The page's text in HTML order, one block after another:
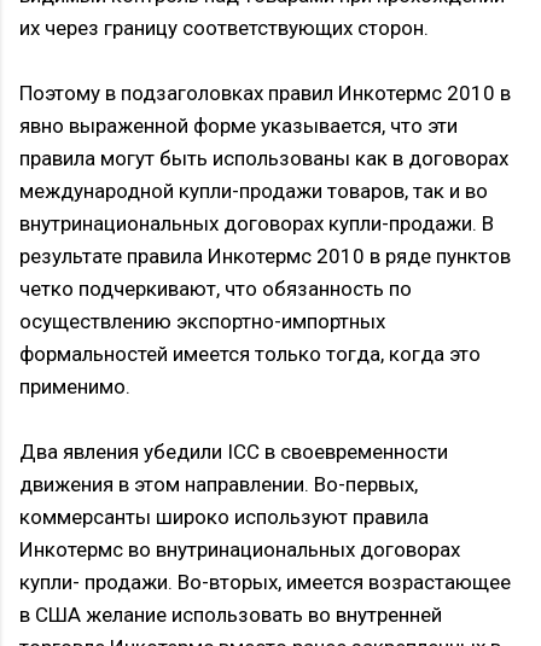
их через границу соответствующих сторон.
Поэтому в подзаголовках правил Инкотермс 2010 в
явно выраженной форме указывается, что эти
правила могут быть использованы как в договорах
международной купли-продажи товаров, так и во
внутринациональных договорах купли-продажи. В
результате правила Инкотермс 2010 в ряде пунктов
четко подчеркивают, что обязанность по
осуществлению экспортно-импортных
формальностей имеется только тогда, когда это
применимо.
Два явления убедили ICC в своевременности
движения в этом направлении. Во-первых,
коммерсанты широко используют правила
Инкотермс во внутринациональных договорах
купли- продажи. Во-вторых, имеется возрастающее
в США желание использовать во внутренней